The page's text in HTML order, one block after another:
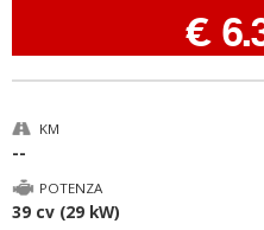
€
KM
--
POTENZA
39 cv (29 kW)